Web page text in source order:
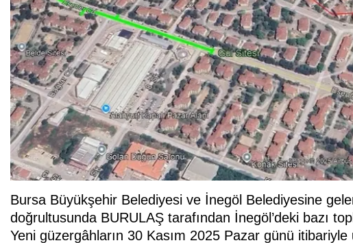
Bursa Büyükşehir Belediyesi ve İnegöl Belediyesine
doğrultusunda BURULAŞ tarafından İnegöl’deki bazı
Yeni güzergâhların 30 Kasım 2025 Pazar günü itibariyle